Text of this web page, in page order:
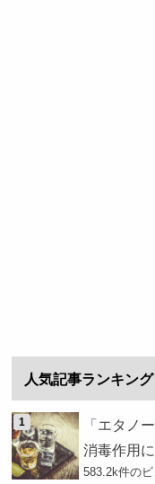
人気記事ランキング
「エタノ
消毒作用
583.2k件の